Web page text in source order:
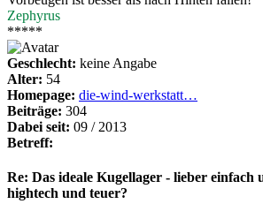
Zephyrus
*****
Geschlecht: keine Angabe
Alter: 54
Homepage: die-wind-werkstatt…
Beiträge: 304
Dabei seit: 09 / 2013
Betreff:
Re: Das ideale Kugellager - lieber einfach
hightech und teuer?